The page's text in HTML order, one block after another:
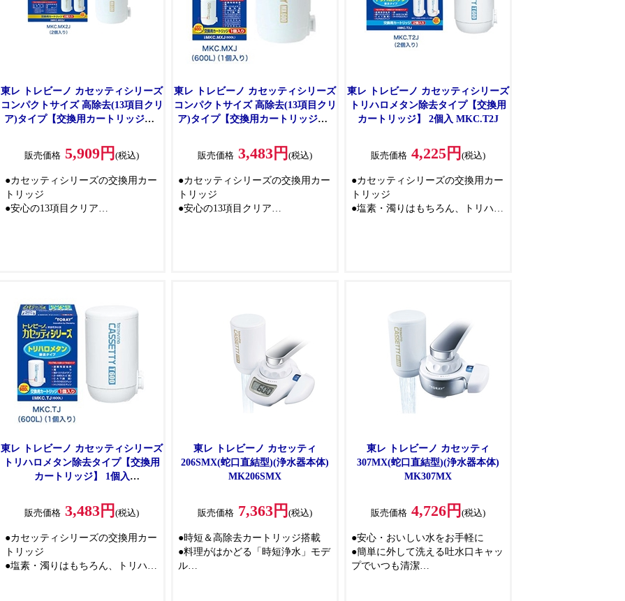
東レ トレビーノ カセッティシリーズ
コンパクトサイズ 高除去(13項目クリ
ア)タイプ【交換用カートリッジ】2
販売価格 5,909円(税込)
●カセッティシリーズの交換用カー
トリッジ
●安心の13項目クリア
東レ トレビーノ カセッティシリーズ
コンパクトサイズ 高除去(13項目クリ
ア)タイプ【交換用カートリッジ】1
販売価格 3,483円(税込)
●カセッティシリーズの交換用カー
トリッジ
●安心の13項目クリア
東レ トレビーノ カセッティシリーズ
トリハロメタン除去タイプ【交換用
カートリッジ】 2個入 MKC.T2J
販売価格 4,225円(税込)
●カセッティシリーズの交換用カー
トリッジ
●塩素・濁りはもちろん、トリハロ
東レ トレビーノ カセッティシリーズ
トリハロメタン除去タイプ【交換用
カートリッジ】 1個入
販売価格 3,483円(税込)
●カセッティシリーズの交換用カー
トリッジ
●塩素・濁りはもちろん、トリハロ
東レ トレビーノ カセッティ
206SMX(蛇口直結型)(浄水器本体)
MK206SMX
販売価格 7,363円(税込)
●時短＆高除去カートリッジ搭載
●料理がはかどる「時短浄水」モデ
ル
東レ トレビーノ カセッティ
307MX(蛇口直結型)(浄水器本体)
MK307MX
販売価格 4,726円(税込)
●安心・おいしい水をお手軽に
●簡単に外して洗える吐水口キャッ
プでいつも清潔